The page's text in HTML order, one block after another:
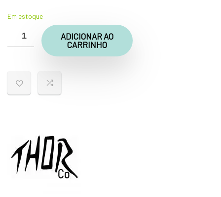
era:
R$169,90.
é:
R$139,90.
Em estoque
ADICIONAR AO
CARRINHO